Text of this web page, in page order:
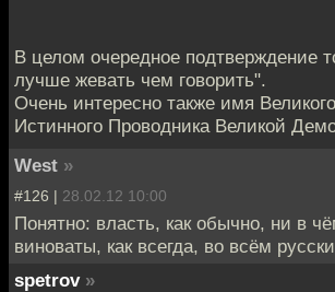
В целом очередное подтверждение
лучше жевать чем говорить".
Очень интересно также имя
Истинного Проводника Великой
West »
#126 | 28.02.12 10:00
Понятно: власть, как обычно, ни в
виноваты, как всегда, во всём
spetrov »